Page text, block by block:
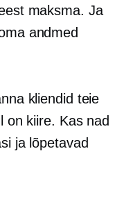
maksma. Ja
andmed
kliendid teie
on kiire. Kas nad
ja lõpetavad